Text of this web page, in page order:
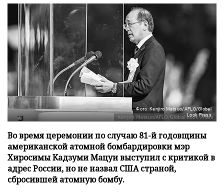
Фото: Kenjiro Matsuo/AFLO/Global
Look Press
Во время церемонии по случаю 81-й годовщины
американской атомной бомбардировки мэр
Хиросимы Кадзуми Мацуи выступил с критикой в
адрес России, но не назвал США страной,
сбросившей атомную бомбу.